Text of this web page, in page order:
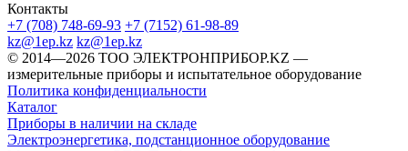
Контакты
+7 (708) 748-69-93 +7 (7152) 61-98-89
kz@1ep.kz kz@1ep.kz
©️ 2014—2026 ТОО ЭЛЕКТРОНПРИБОР.KZ —
измерительные приборы и испытательное оборудование
Политика конфиденциальности
Каталог
Приборы в наличии на складе
Электроэнергетика, подстанционное оборудование